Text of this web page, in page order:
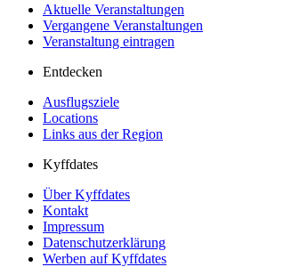
Aktuelle Veranstaltungen
Vergangene Veranstaltungen
Veranstaltung eintragen
Entdecken
Ausflugsziele
Locations
Links aus der Region
Kyffdates
Über Kyffdates
Kontakt
Impressum
Datenschutzerklärung
Werben auf Kyffdates